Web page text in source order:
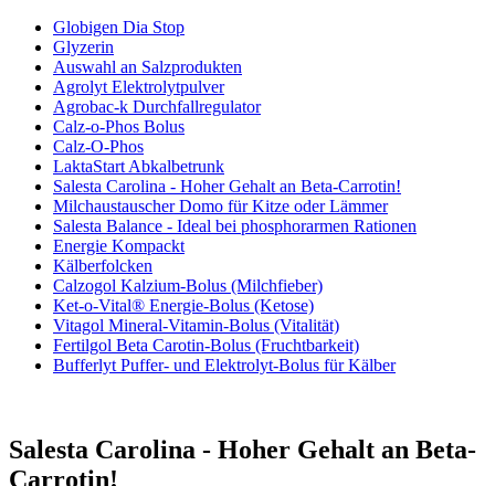
Globigen Dia Stop
Glyzerin
Auswahl an Salzprodukten
Agrolyt Elektrolytpulver
Agrobac-k Durchfallregulator
Calz-o-Phos Bolus
Calz-O-Phos
LaktaStart Abkalbetrunk
Salesta Carolina - Hoher Gehalt an Beta-Carrotin!
Milchaustauscher Domo für Kitze oder Lämmer
Salesta Balance - Ideal bei phosphorarmen Rationen
Energie Kompackt
Kälberfolcken
Calzogol Kalzium-Bolus (Milchfieber)
Ket-o-Vital® Energie-Bolus (Ketose)
Vitagol Mineral-Vitamin-Bolus (Vitalität)
Fertilgol Beta Carotin-Bolus (Fruchtbarkeit)
Bufferlyt Puffer- und Elektrolyt-Bolus für Kälber
Salesta Carolina - Hoher Gehalt an Beta-
Carrotin!